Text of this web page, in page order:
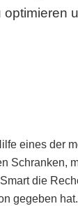
eines der
Schranken,
die
gegeben